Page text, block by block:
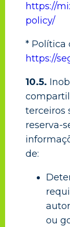
https://
policy/
* Política
https://
10.5.
terceiros
reserva-
de:
ou